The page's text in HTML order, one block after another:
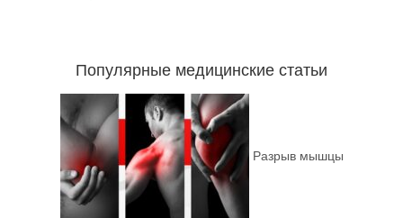
Популярные медицинские статьи
Разрыв мышцы